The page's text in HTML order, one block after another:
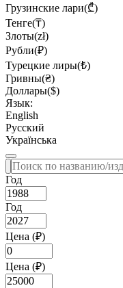
Грузинские лари(₾)
Тенге(₸)
Злоты(zł)
Рубли(₽)
Турецкие лиры(₺)
Гривны(₴)
Доллары($)
Язык:
English
Русский
Українська
Год
Год
Цена (₽)
Цена (₽)